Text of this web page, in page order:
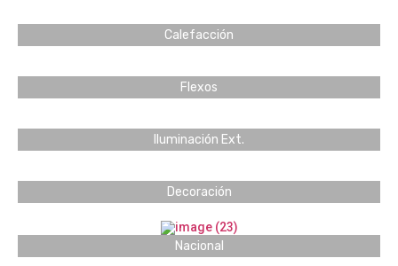
Calefacción
Flexos
Iluminación Ext.
Decoración
Nacional